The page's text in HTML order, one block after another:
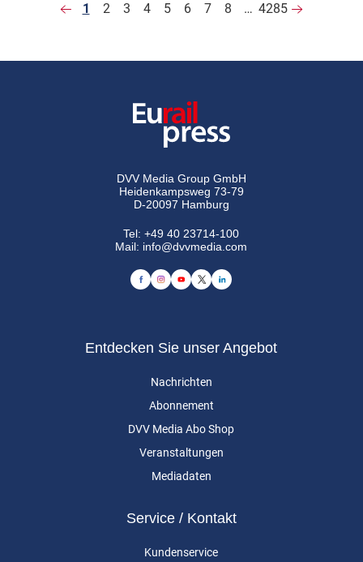
1 2 3 4 5 6 7 8 … 4285
DVV Media Group GmbH
Heidenkampsweg 73-79
D-20097 Hamburg
Tel:+49 40 23714-100
Mail: info@dvvmedia.com
Entdecken Sie unser Angebot
Nachrichten
Abonnement
DVV Media Abo Shop
Veranstaltungen
Mediadaten
Service / Kontakt
Kundenservice